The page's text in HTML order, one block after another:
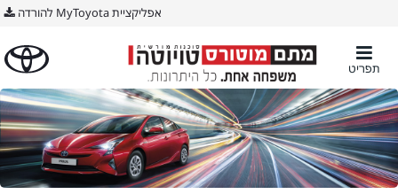
אפליקציית MyToyota להורדה
תפריט